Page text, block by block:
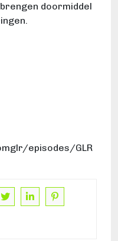
doormiddel
episodes/GLR